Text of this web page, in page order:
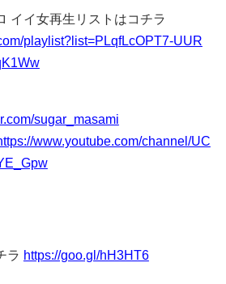
イイ女再生リストはコチラ
playlist?list=PLqfLcOPT7-UUR
sugar_masami
www.youtube.com/channel/UC
ラ https://goo.gl/hH3HT6